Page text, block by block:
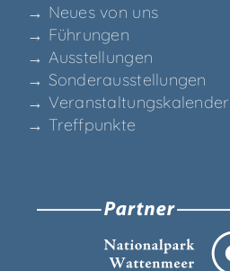
→ Neu­es von uns
→ Füh­run­gen
→ Aus­stel­lun­gen
→ Son­der­aus­stel­lun­gen
→ Ver­an­stal­tungs­ka­len­der
→ Treff­punk­te